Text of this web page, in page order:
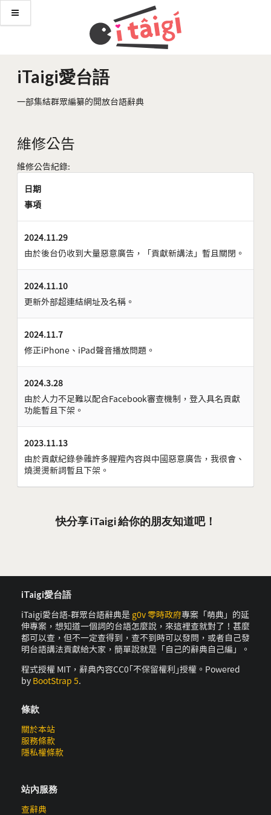
iTaigi愛台語
一部集結群眾編纂的開放台語辭典
維修公告
維修公告紀錄:
日期
事項
2024.11.29
由於後台仍收到大量惡意廣告，「貢獻新講法」暫且關閉。
2024.11.10
更新外部超連結網址及名稱。
2024.11.7
修正iPhone、iPad聲音播放問題。
2024.3.28
由於人力不足難以配合Facebook審查機制，登入具名貢獻
功能暫且下架。
2023.11.13
由於貢獻紀錄參雜許多腥羶內容與中國惡意廣告，我很會、
燒燙燙新詞暫且下架。
快分享 iTaigi 給你的朋友知道吧！
iTaigi愛台語
iTaigi愛台語-群眾台語辭典是 g0v 零時政府專案「萌典」的延
伸專案，想知道一個詞的台語怎麼說，來這裡查就對了！甚麼
都可以查，但不一定查得到，查不到時可以發問，或者自己發
明台語講法貢獻給大家，簡單說就是「自己的辭典自己編」。
程式授權 MIT，辭典內容CC0｢不保留權利｣授權。Powered
by BootStrap 5.
條款
關於本站
服務條款
隱私權條款
站內服務
查辭典